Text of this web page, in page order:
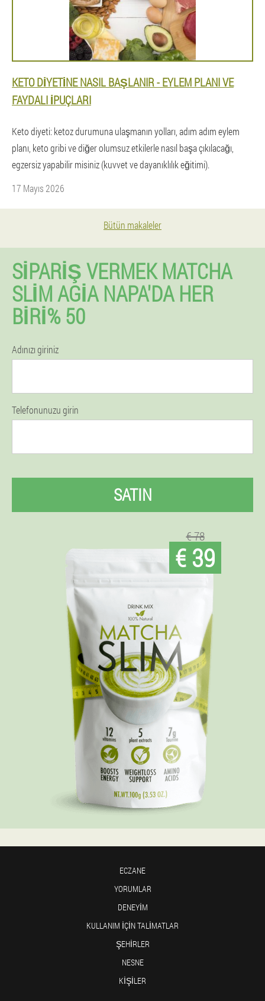
KETO DIYETINE NASIL BAŞLANIR - EYLEM PLANI VE
FAYDALI IPUÇLARI
Keto diyeti: ketoz durumuna ulaşmanın yolları, adım adım eylem
planı, keto gribi ve diğer olumsuz etkilerle nasıl başa çıkılacağı,
egzersiz yapabilir misiniz (kuvvet ve dayanıklılık eğitimi).
17 Mayıs 2026
Bütün makaleler
SIPARIŞ VERMEK MATCHA
SLIM AGIA NAPA'DA HER
BIRI% 50
Adınızı giriniz
Telefonunuzu girin
SATIN
€ 78
€ 39
ECZANE
YORUMLAR
DENEYIM
KULLANIM IÇIN TALIMATLAR
ŞEHIRLER
NESNE
KIŞILER